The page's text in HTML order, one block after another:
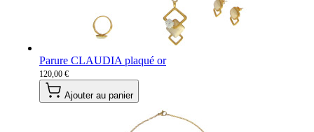
Parure CLAUDIA plaqué or
120,00 €
Ajouter au panier